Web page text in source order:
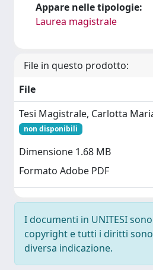
Appare nelle tipologie:
Laurea magistrale
File in questo prodotto:
File
Tesi Magistrale, Carlotta
non disponibili
Dimensione 1.68 MB
Formato Adobe PDF
I documenti in UNITESI
copyright e tutti i diritti
diversa indicazione.